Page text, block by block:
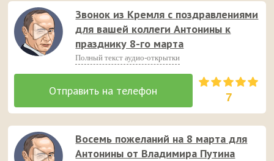
Звонок из Кремля с поздравлениями
для вашей коллеги Антонины к
празднику 8-го марта
Полный текст аудио-открытки
7
Восемь пожеланий на 8 марта для
Антонины от Владимира Путина